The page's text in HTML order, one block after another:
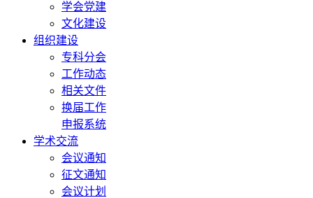
学会党建
文化建设
组织建设
专科分会
工作动态
相关文件
换届工作
申报系统
学术交流
会议通知
征文通知
会议计划